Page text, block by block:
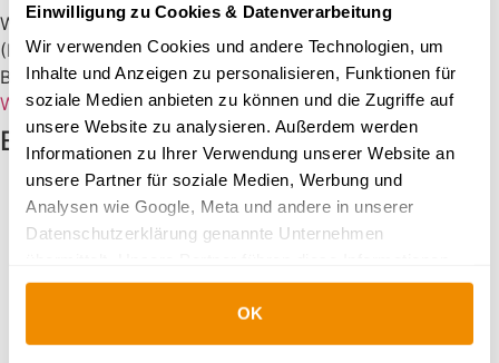
Einwilligung zu Cookies & Datenverarbeitung
Wir verwenden Cookies und andere Technologien, um
Inhalte und Anzeigen zu personalisieren, Funktionen für
soziale Medien anbieten zu können und die Zugriffe auf
unsere Website zu analysieren. Außerdem werden
Informationen zu Ihrer Verwendung unserer Website an
unsere Partner für soziale Medien, Werbung und
Analysen wie Google, Meta und andere in unserer
Datenschutzerklärung genannte Unternehmen
möglicherweise mit weiteren Daten zusammen, die Sie
ihnen bereitgestellt haben oder die sie im Rahmen Ihrer
Nutzung der Dienste gesammelt haben.
OK
Wenn Sie als Beamter eine private Krankenversicherung
(PKV) in Betracht ziehen, ist es von entscheidender
Bedeutung, die Versicherung auszuwählen...
Weiter zum Artikel
Beliebte Kategorien
Ratgeber
Ratgeber: Krankenversicherung (PKV) für
Beamte
Ratgeber: Krankenversicherung (PKV) für
Referendare